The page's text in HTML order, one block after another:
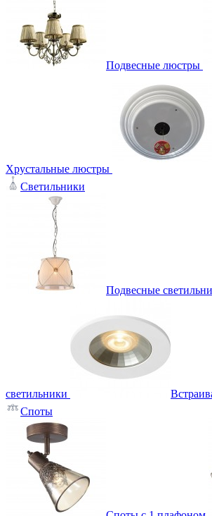
Подвесные люстры
Хрустальные люстры
Светильники
Подвесные
светильники
Споты